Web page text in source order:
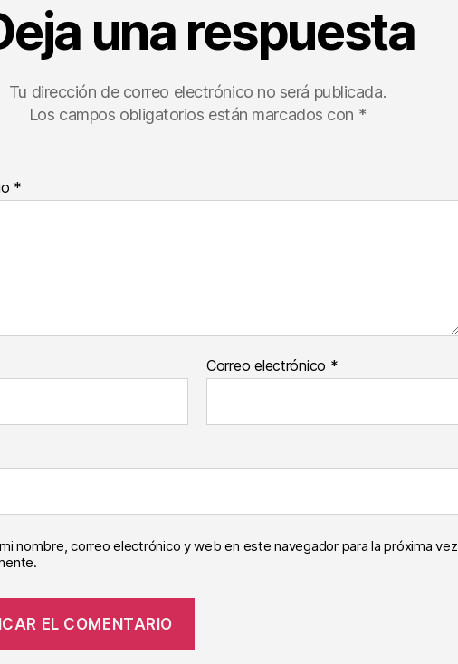
una respuesta
Tu dirección de correo electrónico no será publicada.
Los campos obligatorios están marcados con *
*
Correo electrónico *
nombre, correo electrónico y web en este navegador para la próxima vez